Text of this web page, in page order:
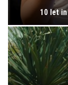
10 let